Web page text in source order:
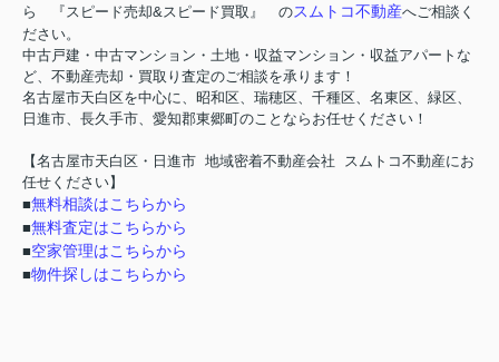
ら 『スピード売却&スピード買取』 のスムトコ不動産へご相談く
ださい。
中古戸建・中古マンション・土地・収益マンション・収益アパートな
ど、不動産売却・買取り査定のご相談を承ります！
名古屋市天白区を中心に、昭和区、瑞穂区、千種区、名東区、緑区、
日進市、長久手市、愛知郡東郷町のことならお任せください！
【名古屋市天白区・日進市 地域密着不動産会社 スムトコ不動産にお
任せください】
■無料相談はこちらから
■無料査定はこちらから
■空家管理はこちらから
■物件探しはこちらから